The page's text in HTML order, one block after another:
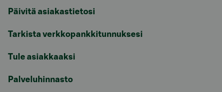
Päivitä asiakastietosi
Tarkista verkkopankkitunnuksesi
Tule asiakkaaksi
Palveluhinnasto